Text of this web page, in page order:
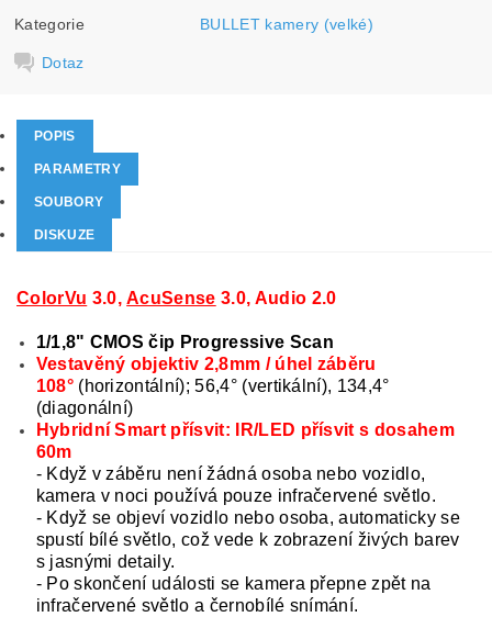
Kategorie BULLET kamery (velké)
Dotaz
POPIS
PARAMETRY
SOUBORY
DISKUZE
ColorVu 3.0,AcuSense 3.0, Audio 2.0
1/1,8" CMOS čip Progressive Scan
Vestavěný objektiv 2,8mm / úhel záběru
108° (horizontální); 56,4° (vertikální), 134,4°
(diagonální)
Hybridní Smart přísvit: IR/LED přísvit s dosahem
60m
- Když v záběru není žádná osoba nebo vozidlo,
kamera v noci používá pouze infračervené světlo.
- Když se objeví vozidlo nebo osoba, automaticky se
spustí bílé světlo, což vede k zobrazení živých barev
s jasnými detaily.
- Po skončení události se kamera přepne zpět na
infračervené světlo a černobílé snímání.